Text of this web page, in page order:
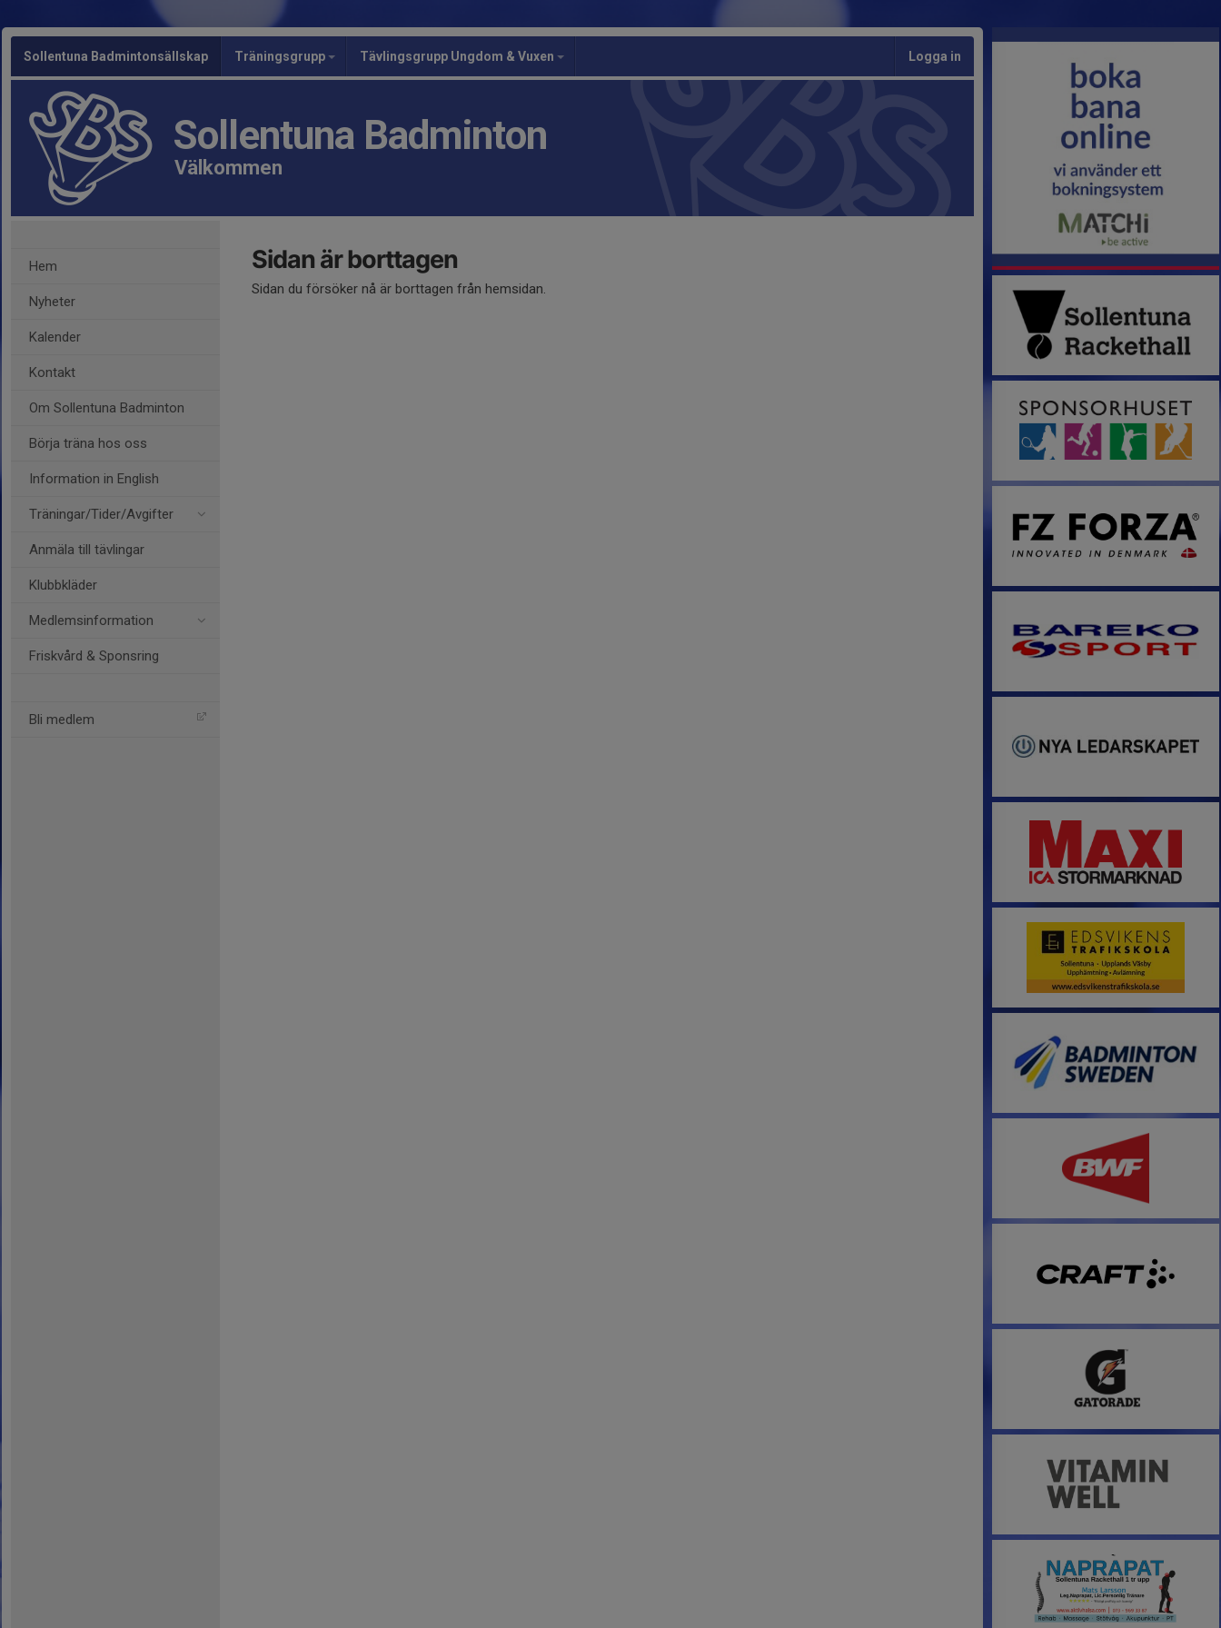
Sollentuna Badmintonsällskap Träningsgrupp Tävlingsgrupp Ungdom & Vuxen Logga in
Sollentuna Badminton
Välkommen
Hem
Nyheter
Kalender
Kontakt
Om Sollentuna Badminton
Börja träna hos oss
Information in English
Träningar/Tider/Avgifter
Anmäla till tävlingar
Klubbkläder
Medlemsinformation
Friskvård & Sponsring
Bli medlem
Sidan är borttagen
Sidan du försöker nå är borttagen från hemsidan.